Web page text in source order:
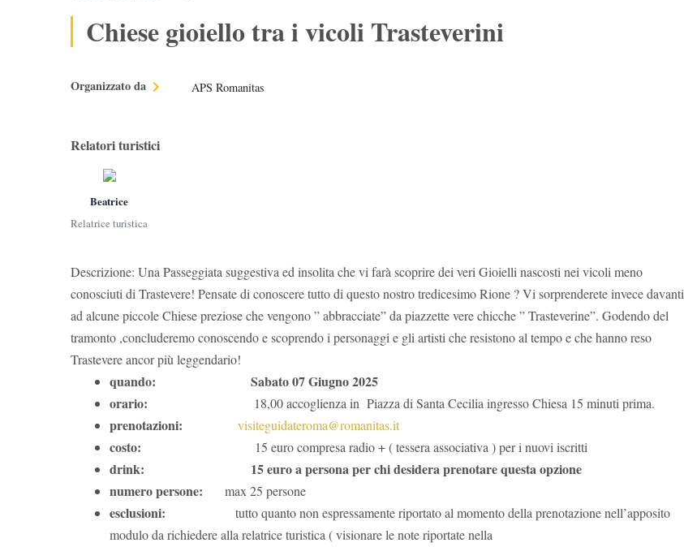
Chiese gioiello tra i vicoli Trasteverini
Organizzato da APS Romanitas
Relatori turistici
Beatrice
Relatrice turistica
Descrizione: Una Passeggiata suggestiva ed insolita che vi farà scoprire dei veri Gioielli nascosti nei vicoli meno
conosciuti di Trastevere! Pensate di conoscere tutto di questo nostro tredicesimo Rione ? Vi sorprenderete invece davanti
ad alcune piccole Chiese preziose che vengono ” abbracciate” da piazzette vere chicche ” Trasteverine”. Godendo del
tramonto ,concluderemo conoscendo e scoprendo i personaggi e gli artisti che resistono al tempo e che hanno reso
Trastevere ancor più leggendario!
quando:
Sabato 07 Giugno 2025
orario:
18,00 accoglienza in Piazza di Santa Cecilia ingresso Chiesa 15 minuti prima.
prenotazioni: visiteguidateroma@romanitas.it
costo: 15 euro compresa radio + ( tessera associativa ) per i nuovi iscritti
drink: 15 euro a persona per chi desidera prenotare questa opzione
numero persone: max 25 persone
esclusioni: tutto quanto non espressamente riportato al momento della prenotazione nell’apposito
modulo da richiedere alla relatrice turistica ( visionare le note riportate nella